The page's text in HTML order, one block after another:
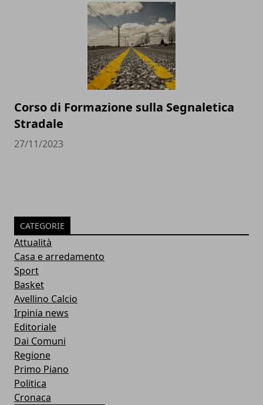
Corso di Formazione sulla Segnaletica
Stradale
27/11/2023
CATEGORIE
Attualità
Casa e arredamento
Sport
Basket
Avellino Calcio
Irpinia news
Editoriale
Dai Comuni
Regione
Primo Piano
Politica
Cronaca